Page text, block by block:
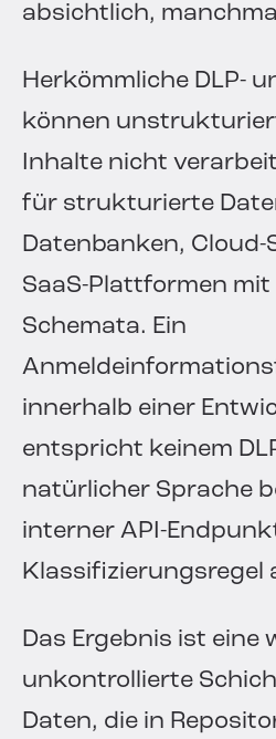
absichtlich,
Herkömmliche DLP-
können
Inhalte nicht
für strukturierte
Datenbanken, Cloud-
SaaS-Plattformen
Schemata. Ein
innerhalb einer
entspricht keinem
natürlicher Sprache
interner API-
Klassifizierungsregel
Das Ergebnis ist eine
unkontrollierte
Daten, die in